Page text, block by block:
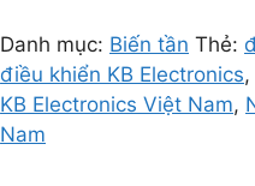
Danh mục: Biến tần Thẻ:
điều khiển KB Electronics,
KB Electronics Việt Nam,
Nam